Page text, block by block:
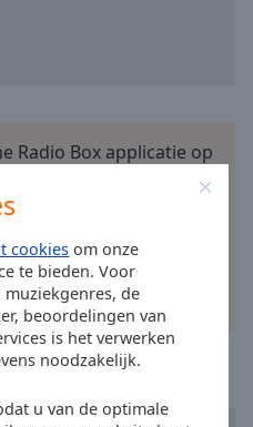
cookies om onze
te bieden. Voor
de
beoordelingen van
is het verwerken
noodzakelijk.
u van de optimale
Radio Box applicatie op
online naar je favoriete
je ook bent!
opties